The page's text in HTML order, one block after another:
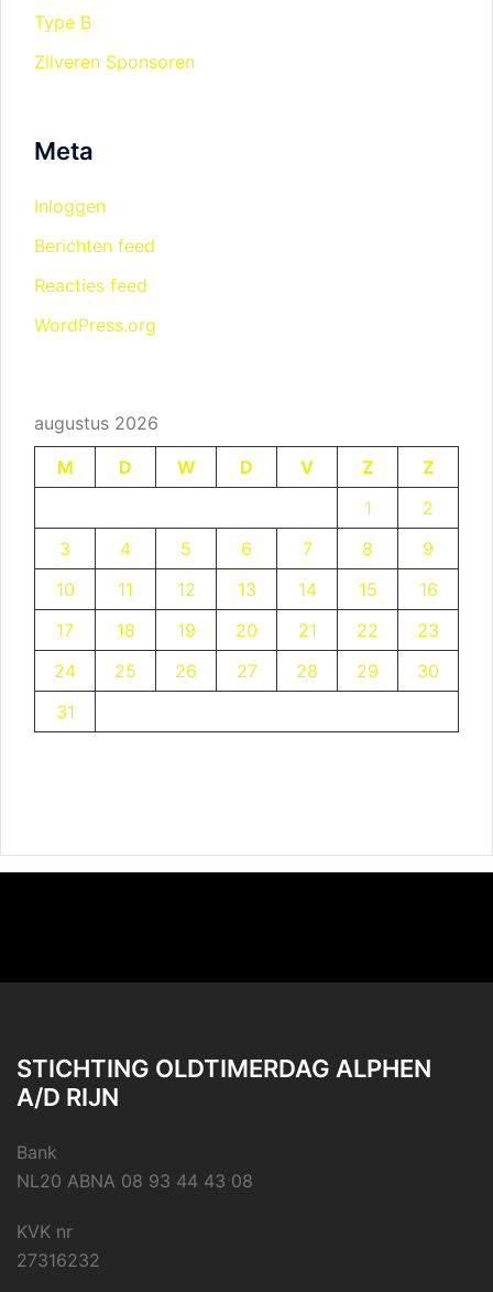
Type B
Zilveren Sponsoren
Meta
Inloggen
Berichten feed
Reacties feed
WordPress.org
augustus 2026
M
D W D V Z
Z
1
2
3
4 5 6 7 8
9
10
11 12 13 14 15
16
17
18 19 20 21 22
23
24
25 26 27 28 29
30
31
STICHTING OLDTIMERDAG ALPHEN
A/D RIJN
Bank
NL20 ABNA 08 93 44 43 08
KVK nr
27316232